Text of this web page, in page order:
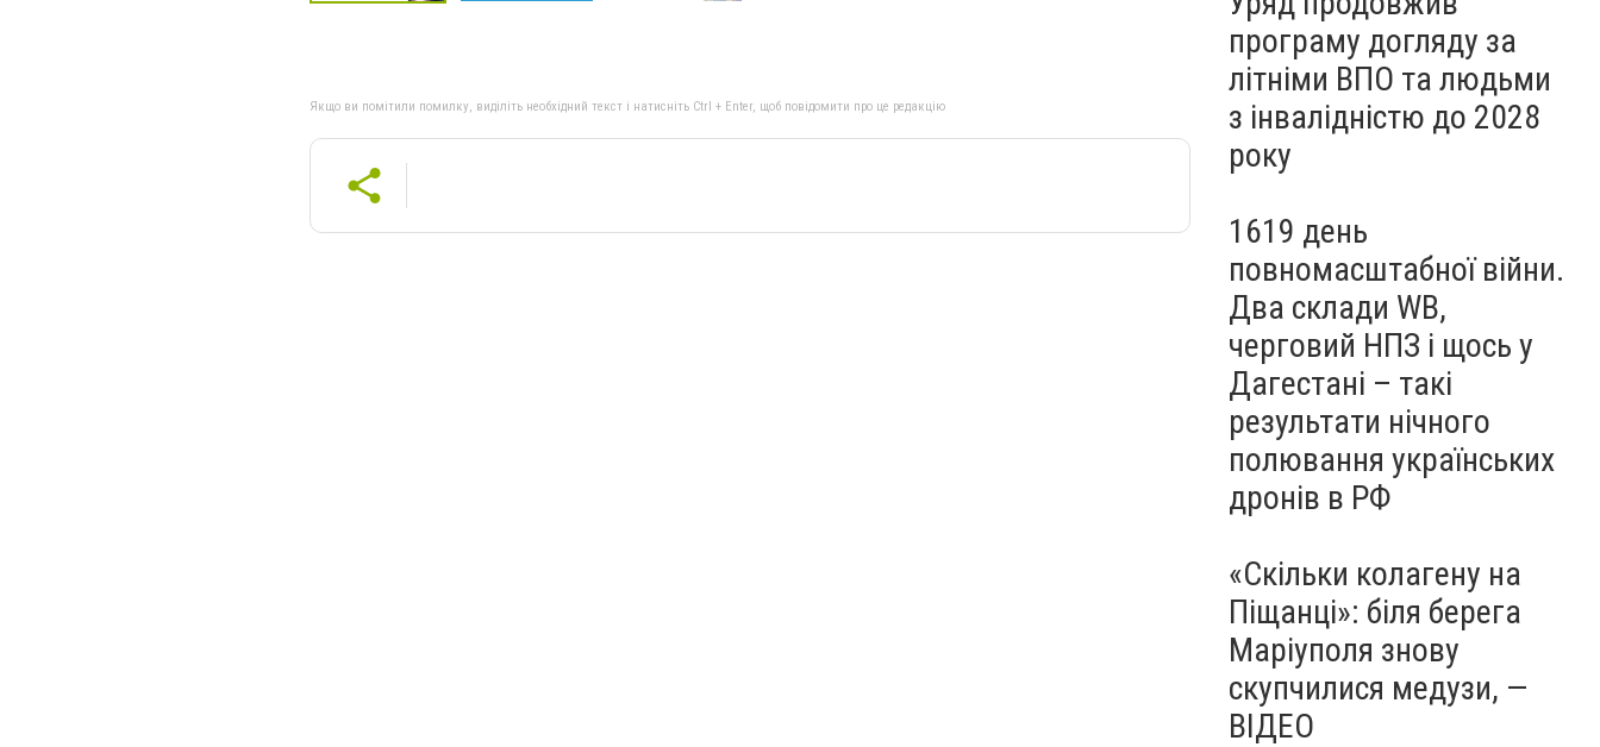
Якщо ви помітили помилку, виділіть необхідний текст і натисніть Ctrl + Enter, щоб повідомити про це редакцію
житло
програму догляду за
літніми ВПО та людьми
з інвалідністю до 2028
року
1619 день
повномасштабної війни.
Два склади WB,
черговий НПЗ і щось у
Дагестані – такі
результати нічного
полювання українських
дронів в РФ
«Скільки колагену на
Піщанці»: біля берега
Маріуполя знову
скупчилися медузи, —
ВІДЕО